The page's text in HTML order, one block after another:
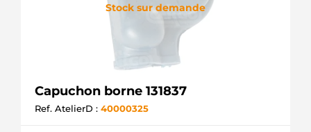
Stock sur demande
Capuchon borne 131837
Ref. AtelierD : 40000325